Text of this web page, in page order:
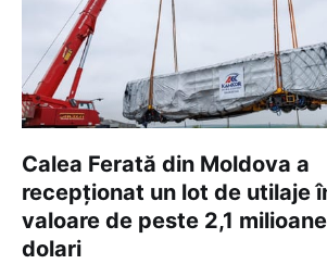
Calea Ferată din Moldova a
recepționat un lot de utilaje
valoare de peste 2,1
dolari